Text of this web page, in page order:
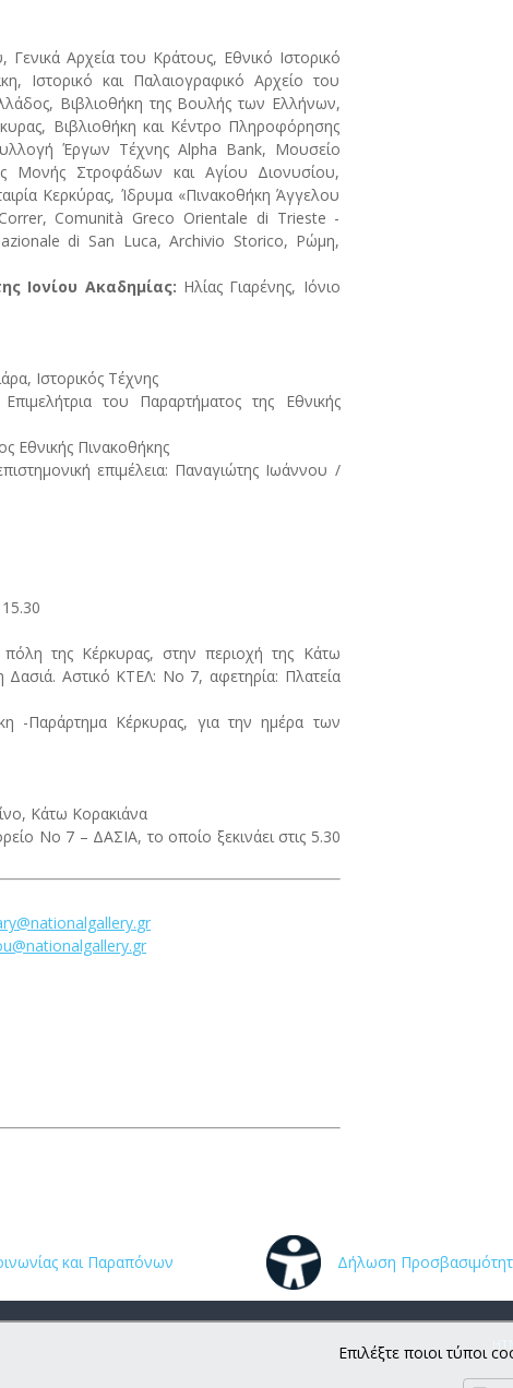
Αρχεία του Κράτους, Εθνικό Ιστορικό
Ιστορικό και Παλαιογραφικό Αρχείο του
Βιβλιοθήκη της Βουλής των Ελλήνων,
Βιβλιοθήκη και Κέντρο Πληροφόρησης
Έργων Τέχνης Alpha Bank, Μουσείο
Μονής Στροφάδων και Αγίου Διονυσίου,
Κερκύρας, Ίδρυμα «Πινακοθήκη Άγγελου
Comunità Greco Orientale di Trieste -
di San Luca, Archivio Storico, Ρώμη,
Ιονίου Ακαδημίας: Ηλίας Γιαρένης, Ιόνιο
Ιστορικός Τέχνης
του Παραρτήματος της Εθνικής
Εθνικής Πινακοθήκης
επιμέλεια: Παναγιώτης Ιωάννου /
της Κέρκυρας, στην περιοχή της Κάτω
Δασιά. Αστικό ΚΤΕΛ: Νο 7, αφετηρία: Πλατεία
-Παράρτημα Κέρκυρας, για την ημέρα των
Κάτω Κορακιάνα
Νο 7 – ΔΑΣΙΑ, το οποίο ξεκινάει στις 5.30
@nationalgallery.gr
@nationalgallery.gr
και Παραπόνων Δήλωση
Επιλέξτε ποιοι τύποι